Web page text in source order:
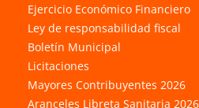
Ejercicio Económico Financiero
Ley de responsabilidad fiscal
Boletín Municipal
Licitaciones
Mayores Contribuyentes 2026
Aranceles Libreta Sanitaria 2026